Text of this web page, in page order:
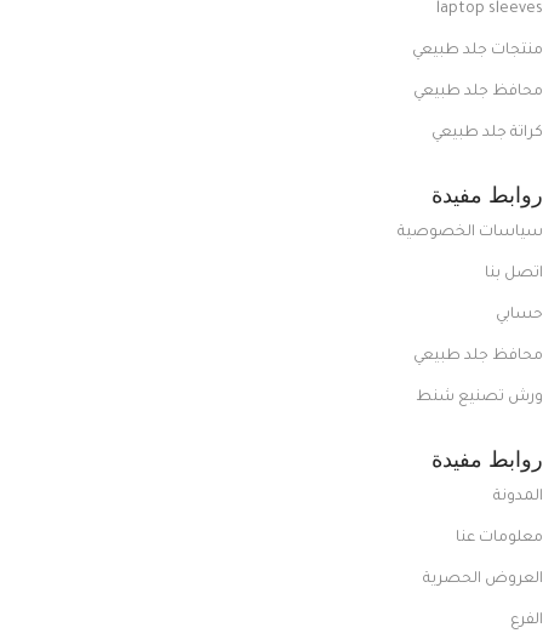
laptop sleeves
منتجات جلد طبيعي
محافظ جلد طبيعي
كراتة جلد طبيعي
روابط مفيدة
سياسات الخصوصية
اتصل بنا
حسابي
محافظ جلد طبيعي
ورش تصنيع شنط
روابط مفيدة
المدونة
معلومات عنا
العروض الحصرية
الفرع